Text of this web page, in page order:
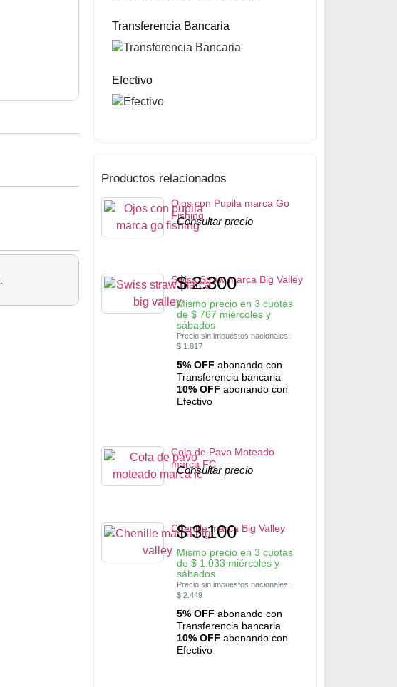
Precio sin impuestos nacionales:$10.349
10% OFFabonando con Efectivo
Transferencia Bancaria
Efectivo
Productos relacionados
Ojos con Pupila marca Go
Fishing
Consultar precio
Swiss Straw marca Big Valley
$2.300
Mismo precio en 3 cuotas
de$ 767 miércoles y
sábados
Precio sin impuestos nacionales:
$ 1.817
5% OFF abonando con
Transferencia bancaria
10% OFF abonando con
Efectivo
Cola de Pavo Moteado
marca FC
Consultar precio
Chenille marca Big Valley
$3.100
Mismo precio en 3 cuotas
de$ 1.033 miércoles y
sábados
Precio sin impuestos nacionales:
$ 2.449
5% OFF abonando con
Transferencia bancaria
10% OFF abonando con
Efectivo